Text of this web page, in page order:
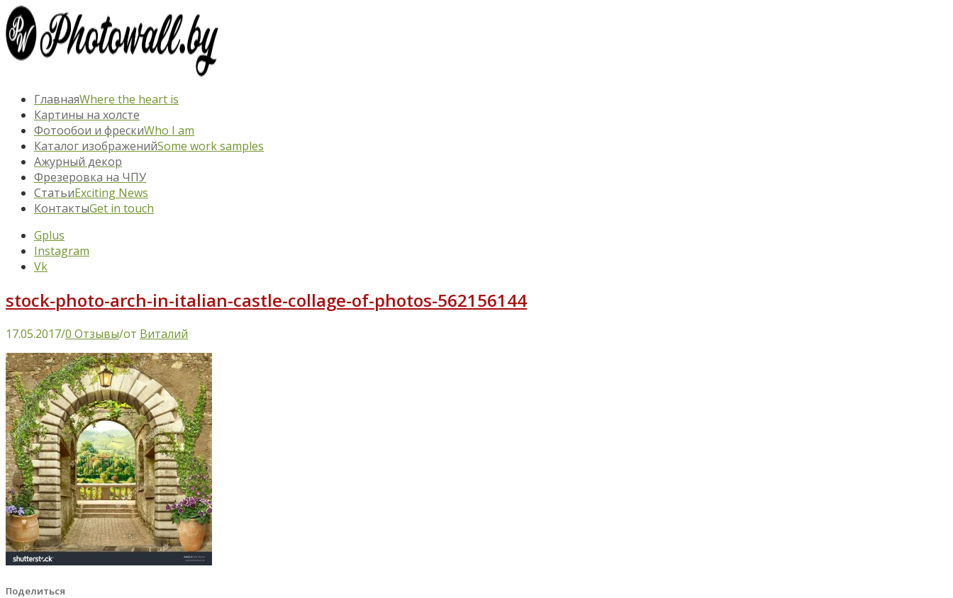
ГлавнаяWhere the heart is
Картины на холсте
Фотообои и фрескиWho I am
Каталог изображенийSome work samples
Ажурный декор
Фрезеровка на ЧПУ
СтатьиExciting News
КонтактыGet in touch
Gplus
Instagram
Vk
stock-photo-arch-in-italian-castle-collage-of-photos-562156144
17.05.2017/0 Отзывы/от Виталий
Поделиться